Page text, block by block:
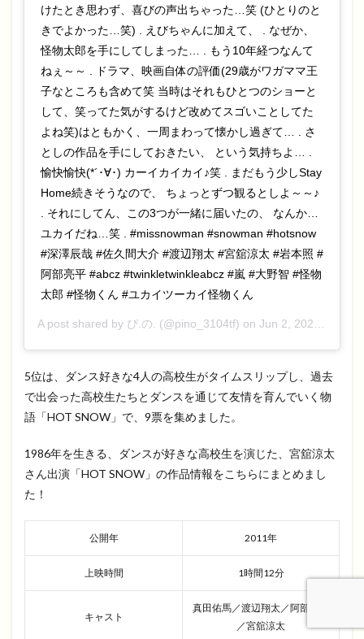
けたとき思わず、喜びの声出ちゃった…笑 (ひとりのと
きでよかった…笑) . えびちゃんに加えて、 . なぜか、
怪物太郎を手にしてしまった… . もう10年経つなんて
ねぇ～～ . ドラマ、映画自体の評価(29歳がワガママ王
子なところも含めて笑 当時はそれもひとつのショーと
して、笑ってた気がするけど改めてスゴいことしてた
よね笑)はともかく、一周まわって懐かし過ぎて… . さ
としの作品を手にしておきたい、 という気持ちよ… .
愉快愉快(*´･∀･) カーイカイカイ♪笑 . まだもう少しStay
Home続きそうなので、 ちょっとずつ観るとしよ～～♪
. それにしてん、この3つが一緒に届いたの、 なんか…
ユカイだね…笑 . #missnowman #snowman #hotsnow
#深澤辰哉 #佐久間大介 #渡辺翔太 #宮舘涼太 #岩本照 #
阿部亮平 #abcz #twinkletwinkleabcz #嵐 #大野智 #怪物
太郎 #怪物くん #ユカイツーカイ怪物くん
A post shared by ぴ.の. (@pino_3104tf) on Jun 2, 2020 at 3:14am PDT
5位は、ダンス好きな4人の高校生がタイムスリップし、過去
で出会った高校生たちとダンスを通じて友情を育んでいく物
語「HOT SNOW」で、9票を集めました。
1986年を生きる、ダンスが好きな高校生を演じた、宮舘涼太
さん出演「HOT SNOW」の作品情報をこちらにまとめまし
た！
公開年 2011年
上映時間 1時間12分
キャスト
真田佑馬／渡辺翔太／阿部亮平
／宮舘涼太